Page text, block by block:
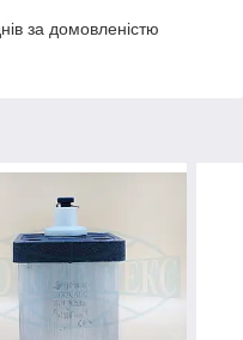
за домовленістю